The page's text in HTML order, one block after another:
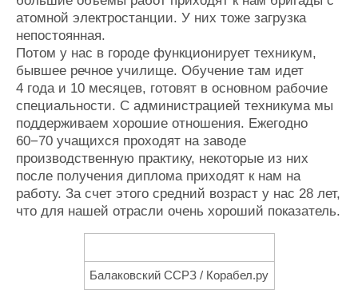
атомной электростанции. У них тоже загрузка
непостоянная.
Потом у нас в городе функционирует техникум,
бывшее речное училище. Обучение там идет
4 года и 10 месяцев, готовят в основном рабочие
специальности. С администрацией техникума мы
поддерживаем хорошие отношения. Ежегодно
60−70 учащихся проходят на заводе
производственную практику, некоторые из них
после получения диплома приходят к нам на
работу. За счет этого средний возраст у нас 28 лет,
что для нашей отрасли очень хороший показатель.
Балаковский ССРЗ / Корабел.ру